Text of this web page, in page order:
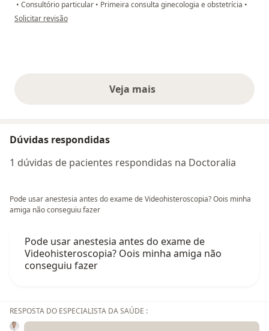
• Consultório particular • Primeira consulta ginecologia e obstetrícia •
na opinião do utilizador Virgínia costa
Solicitar revisão
Veja maisopiniões acima
Dúvidas respondidas
1 dúvidas de pacientes respondidas na Doctoralia
Pode usar anestesia antes do exame de Videohisteroscopia? Oois minha
amiga não conseguiu fazer
Pode usar anestesia antes do exame de
Videohisteroscopia? Oois minha amiga não
conseguiu fazer
RESPOSTA DO ESPECIALISTA DA SAÚDE :